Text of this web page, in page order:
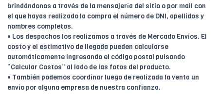
brindándonos a través de la mensajería del sitio o por mail con
el que hayas realizado la compra el número de DNI, apellidos y
nombres completos.
• Los despachos los realizamos a través de Mercado Envíos. El
costo y el estimativo de llegada pueden calcularse
automáticamente ingresando el código postal pulsando
“Calcular Costos” al lado de las fotos del producto.
• También podemos coordinar luego de realizada la venta un
envío por alguna empresa de nuestra confianza.